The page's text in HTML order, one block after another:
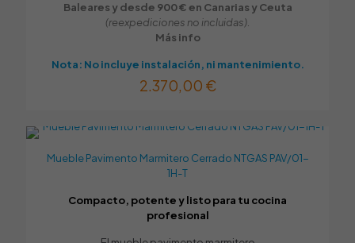
Baleares y desde 900 € en Canarias y Ceuta
(reexpediciones no incluidas).
Más info
Nota: No incluye instalación, ni mantenimiento.
2.370,00 €
Mueble Pavimento Marmitero Cerrado NTGAS PAV/01-
1H-T
Compacto, potente y listo para tu cocina
profesional